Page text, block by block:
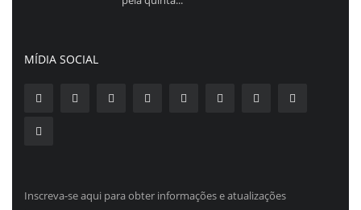
MÍDIA SOCIAL
Inscreva-se aqui para obter informações e atualizações